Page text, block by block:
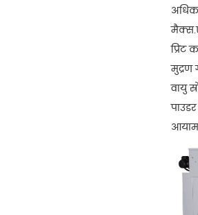
प्रिंट
मुद्रण
वायु